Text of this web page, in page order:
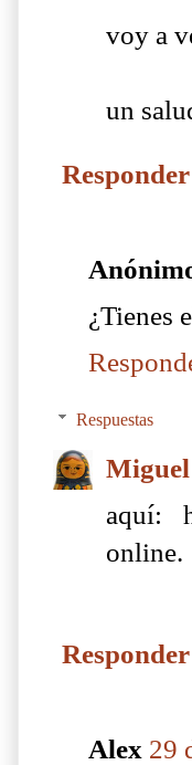
voy a
un
Responder
¿Tienes
Respuestas
Miguel
aquí:
online.
Responder
Alex 29